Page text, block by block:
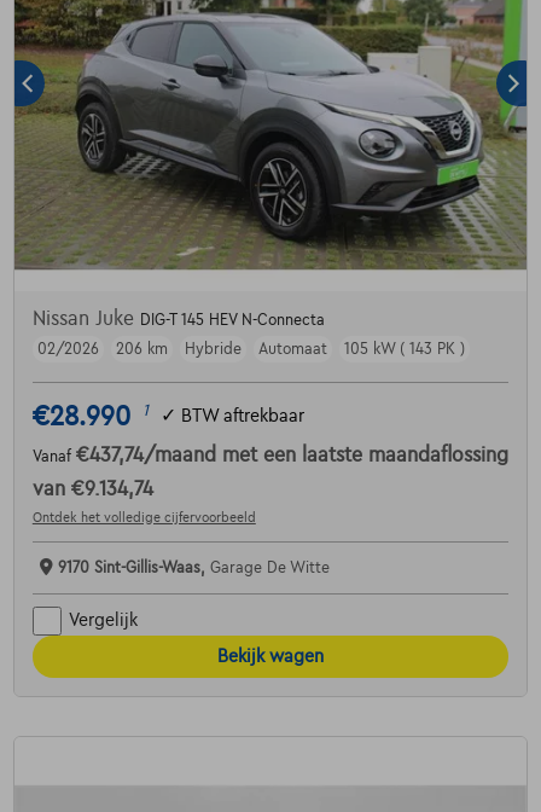
Nissan Juke DIG-T 145 HEV N-Connecta
02/2026
206 km Hybride Automaat 105 kW ( 143 PK )
€28.990 1 ✓ BTW aftrekbaar
Vanaf €437,74/maand met een laatste maandaflossing
van €9.134,74
Ontdek het volledige cijfervoorbeeld
9170 Sint-Gillis-Waas, Garage De Witte
Vergelijk
Bekijk wagen